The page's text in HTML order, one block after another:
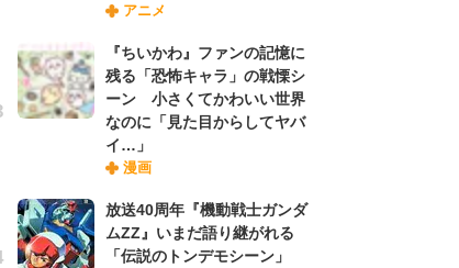
アニメ
『ちいかわ』ファンの記憶に
残る「恐怖キャラ」の戦慄シ
ーン 小さくてかわいい世界
なのに「見た目からしてヤバ
イ…」
漫画
放送40周年『機動戦士ガンダ
ムZZ』いまだ語り継がれる
「伝説のトンデモシーン」